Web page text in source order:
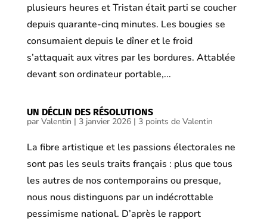
plusieurs heures et Tristan était parti se coucher
depuis quarante-cinq minutes. Les bougies se
consumaient depuis le dîner et le froid
s’attaquait aux vitres par les bordures. Attablée
devant son ordinateur portable,...
UN DÉCLIN DES RÉSOLUTIONS
par Valentin | 3 janvier 2026| 3 points de Valentin
La fibre artistique et les passions électorales ne
sont pas les seuls traits français : plus que tous
les autres de nos contemporains ou presque,
nous nous distinguons par un indécrottable
pessimisme national. D’après le rapport